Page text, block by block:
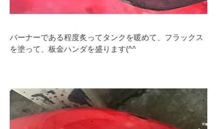
バーナーである程度炙ってタンクを暖めて、フラックス
を塗って、板金ハンダを盛ります(^^